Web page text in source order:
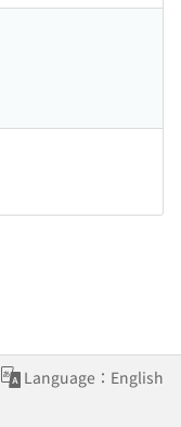
Language：English